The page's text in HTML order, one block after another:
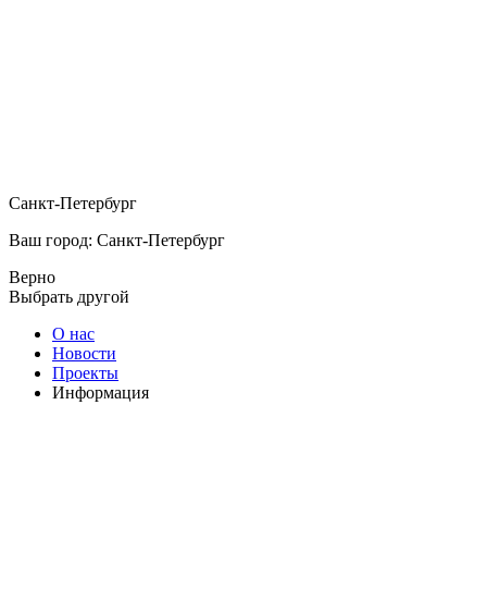
Санкт-Петербург
Ваш город: Санкт-Петербург
Верно
Выбрать другой
О нас
Новости
Проекты
Информация